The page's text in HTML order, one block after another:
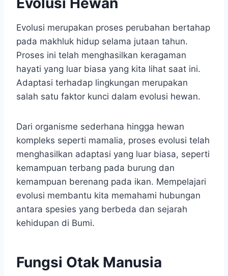
Evolusi merupakan proses perubahan bertahap
pada makhluk hidup selama jutaan tahun.
Proses ini telah menghasilkan keragaman
hayati yang luar biasa yang kita lihat saat ini.
Adaptasi terhadap lingkungan merupakan
salah satu faktor kunci dalam evolusi hewan.
Dari organisme sederhana hingga hewan
kompleks seperti mamalia, proses evolusi telah
menghasilkan adaptasi yang luar biasa, seperti
kemampuan terbang pada burung dan
kemampuan berenang pada ikan. Mempelajari
evolusi membantu kita memahami hubungan
antara spesies yang berbeda dan sejarah
kehidupan di Bumi.
Fungsi Otak Manusia